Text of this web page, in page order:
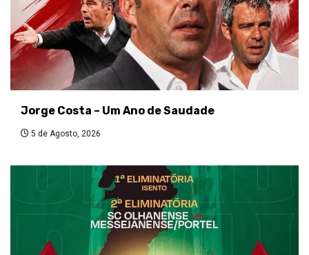
Jorge Costa – Um Ano de Saudade
5 de Agosto, 2026